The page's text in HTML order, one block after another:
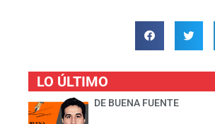
LO ÚLTIMO
DE BUENA FUENTE